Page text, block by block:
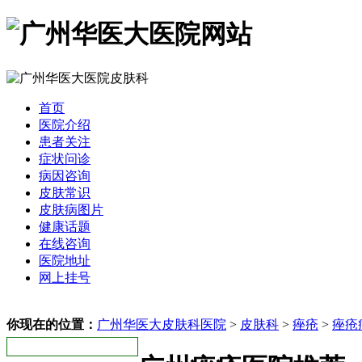
首页
医院介绍
患者关注
症状问诊
病因咨询
皮肤常识
皮肤病图片
健康话题
在线咨询
医院地址
网上挂号
你现在的位置： 广州华医大皮肤科医院 > 皮肤科 > 痤疮 > 痤疮